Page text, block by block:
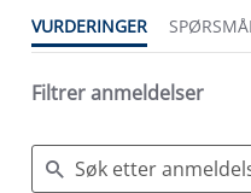
VURDERINGER SPØRSMÅL
Filtrer anmeldelser